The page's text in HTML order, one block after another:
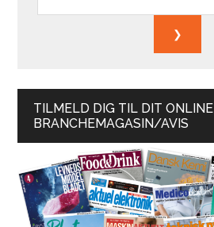
TILMELD DIG TIL DIT ONLINE
BRANCHEMAGASIN/AVIS